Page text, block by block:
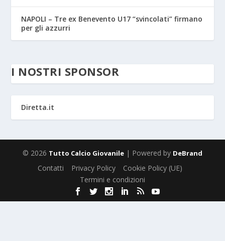
NAPOLI – Tre ex Benevento U17 “svincolati” firmano
per gli azzurri
I NOSTRI SPONSOR
Diretta.it
© 2026 Tutto Calcio Giovanile | Powered by DeBrand
Contatti Privacy Policy
Cookie Policy (UE)
Termini e condizioni